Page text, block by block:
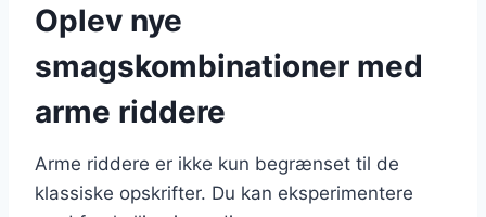
Oplev nye
smagskombinationer med
arme riddere
Arme riddere er ikke kun begrænset til de
klassiske opskrifter. Du kan eksperimentere